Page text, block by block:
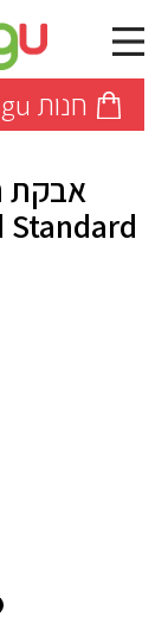
חנות idgu
אבקת